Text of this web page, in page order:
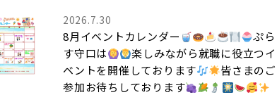
2026.7.30
8月イベントカレンダー
ぷら
す守口は
楽しみながら就職に役立つイ
ベントを開催しております
皆さまのご
参加お待ちしております